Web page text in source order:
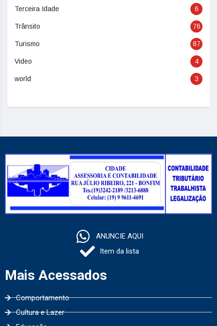
Terceira Idade 6
Trânsito 76
Turismo 87
Video 4
world 3
ANUNCIE AQUI
Item da lista
Mais Acessados
Comportamento
Cultura e Lazer